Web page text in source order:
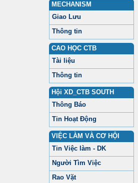
MECHANISM
Giao Lưu
Thông tin
CAO HỌC CTB
Tài liệu
Thông tin
Hội XD_CTB SOUTH
Thông Báo
Tin Hoạt Động
VIỆC LÀM VÀ CƠ HỘI
Tin Việc làm - DK
Người Tìm Việc
Rao Vặt